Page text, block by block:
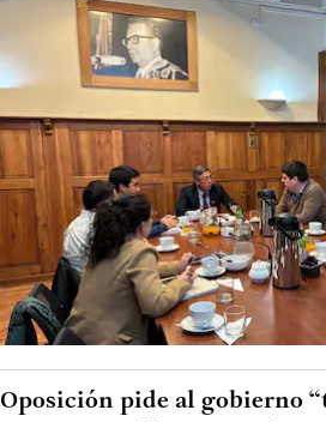
Oposición pide al gobierno